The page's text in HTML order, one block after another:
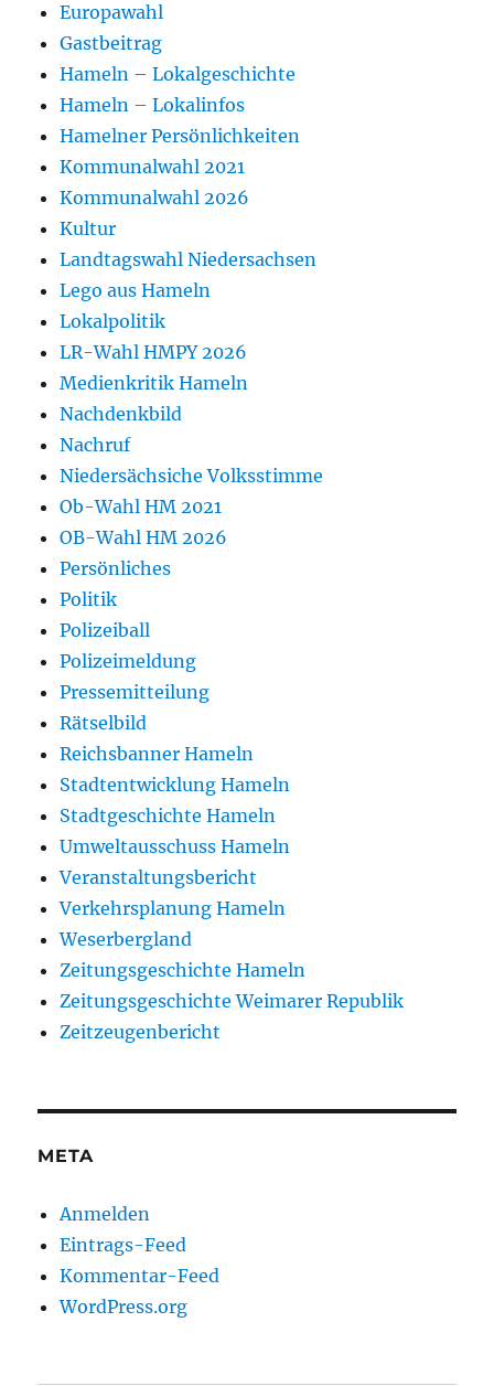
Europawahl
Gastbeitrag
Hameln – Lokalgeschichte
Hameln – Lokalinfos
Hamelner Persönlichkeiten
Kommunalwahl 2021
Kommunalwahl 2026
Kultur
Landtagswahl Niedersachsen
Lego aus Hameln
Lokalpolitik
LR-Wahl HMPY 2026
Medienkritik Hameln
Nachdenkbild
Nachruf
Niedersächsiche Volksstimme
Ob-Wahl HM 2021
OB-Wahl HM 2026
Persönliches
Politik
Polizeiball
Polizeimeldung
Pressemitteilung
Rätselbild
Reichsbanner Hameln
Stadtentwicklung Hameln
Stadtgeschichte Hameln
Umweltausschuss Hameln
Veranstaltungsbericht
Verkehrsplanung Hameln
Weserbergland
Zeitungsgeschichte Hameln
Zeitungsgeschichte Weimarer Republik
Zeitzeugenbericht
META
Anmelden
Eintrags-Feed
Kommentar-Feed
WordPress.org